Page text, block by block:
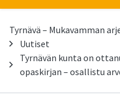
Tyrnävä – Mukavamman
Uutiset
Tyrnävän kunta on
opaskirjan – osallistu